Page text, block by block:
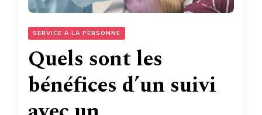
SERVICE A LA PERSONNE
Quels sont les
bénéfices d’un suivi